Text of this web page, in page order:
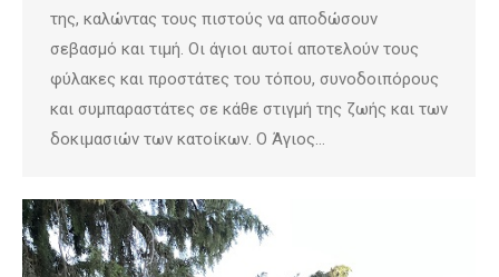
της, καλώντας τους πιστούς να αποδώσουν
σεβασμό και τιμή. Οι άγιοι αυτοί αποτελούν τους
φύλακες και προστάτες του τόπου, συνοδοιπόρους
και συμπαραστάτες σε κάθε στιγμή της ζωής και των
δοκιμασιών των κατοίκων. Ο Άγιος…